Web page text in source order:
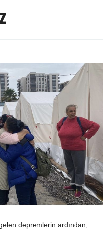
depremlerin ardından,